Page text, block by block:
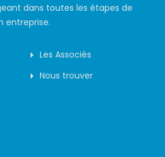
dans toutes les étapes de
entreprise.
Les Associés
Nous trouver